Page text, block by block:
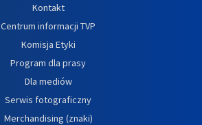
Kontakt
Centrum informacji TVP
Komisja Etyki
Program dla prasy
Dla mediów
Serwis fotograficzny
Merchandising (znaki)